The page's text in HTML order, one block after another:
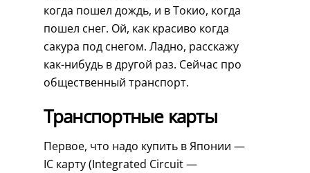
когда пошел дождь, и в Токио, когда
пошел снег. Ой, как красиво когда
сакура под снегом. Ладно, расскажу
как-нибудь в другой раз. Сейчас про
общественный транспорт.
Транспортные карты
Первое, что надо купить в Японии —
IC карту (Integrated Circuit —